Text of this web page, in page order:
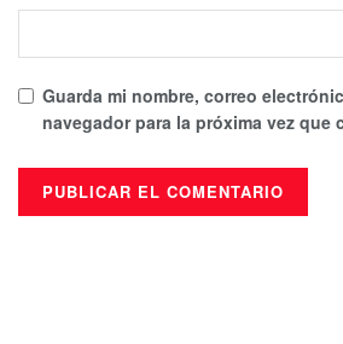
Guarda mi nombre, correo
navegador para la próxima vez que